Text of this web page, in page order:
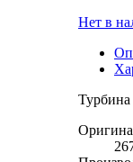
Нет в
Турбина